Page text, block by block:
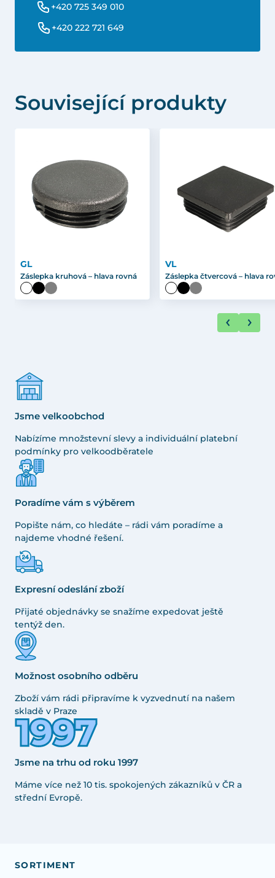
+420 725 349 010
+420 222 721 649
Související produkty
GL
Záslepka kruhová – hlava rovná
VL
Záslepka čtvercová – hlava
Jsme velkoobchod
Nabízíme množstevní slevy a individuální platební
podmínky pro velkoodběratele
Poradíme vám s výběrem
Popište nám, co hledáte – rádi vám poradíme a
najdeme vhodné řešení.
Expresní odeslání zboží
Přijaté objednávky se snažíme expedovat ještě
tentýž den.
Možnost osobního odběru
Zboží vám rádi připravíme k vyzvednutí na našem
skladě v Praze
Jsme na trhu od roku 1997
Máme více než 10 tis. spokojených zákazníků v ČR a
střední Evropě.
SORTIMENT